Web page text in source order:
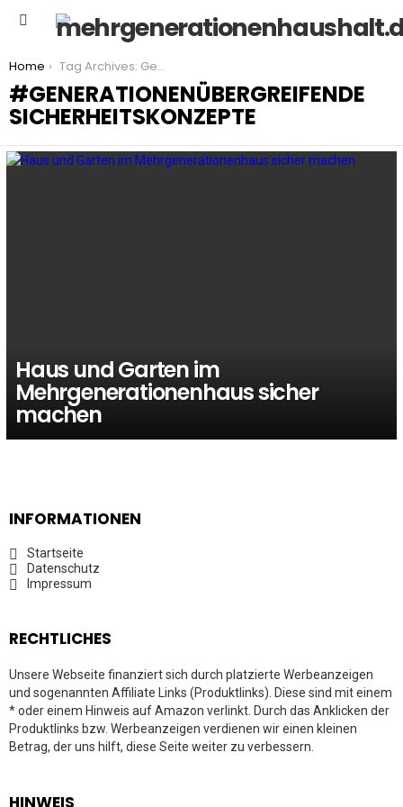
You are here:
Home Tag Archives: Generationenübergreifende Sicherheitskonzepte
GENERATIONENÜBERGREIFENDE
SICHERHEITSKONZEPTE
Haus und Garten im
Mehrgenerationenhaus sicher
machen
INFORMATIONEN
Startseite
Datenschutz
Impressum
RECHTLICHES
Unsere Webseite finanziert sich durch platzierte Werbeanzeigen
und sogenannten Affiliate Links (Produktlinks). Diese sind mit einem
* oder einem Hinweis auf Amazon verlinkt. Durch das Anklicken der
Produktlinks bzw. Werbeanzeigen verdienen wir einen kleinen
Betrag, der uns hilft, diese Seite weiter zu verbessern.
HINWEIS